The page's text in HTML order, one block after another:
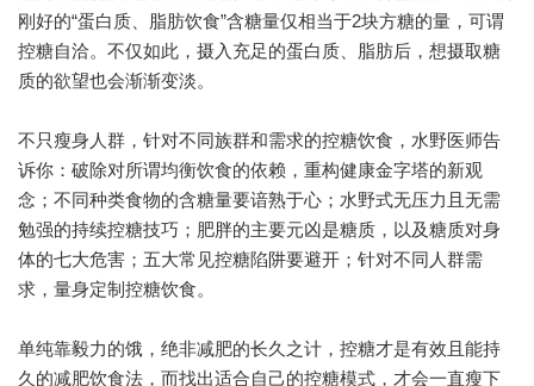
刚好的“蛋白质、脂肪饮食”含糖量仅相当于2块方糖的量，可谓
控糖自洽。不仅如此，摄入充足的蛋白质、脂肪后，想摄取糖
质的欲望也会渐渐变淡。
不只瘦身人群，针对不同族群和需求的控糖饮食，水野医师告
诉你：破除对所谓均衡饮食的依赖，重构健康金字塔的新观
念；不同种类食物的含糖量要谙熟于心；水野式无压力且无需
勉强的持续控糖技巧；肥胖的主要元凶是糖质，以及糖质对身
体的七大危害；五大常见控糖陷阱要避开；针对不同人群需
求，量身定制控糖饮食。
单纯靠毅力的饿，绝非减肥的长久之计，控糖才是有效且能持
久的减肥饮食法，而找出适合自己的控糖模式，才会一直瘦下